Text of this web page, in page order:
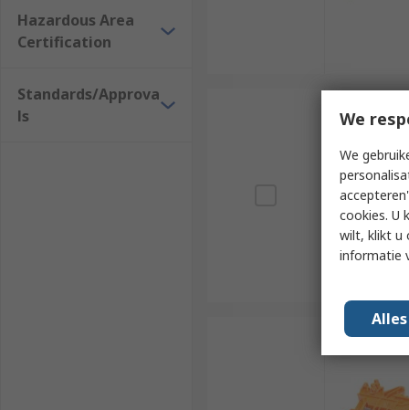
Hazardous Area
Certification
Standards/Approva
ls
We
We
cookies. U
wilt, klikt u
informatie